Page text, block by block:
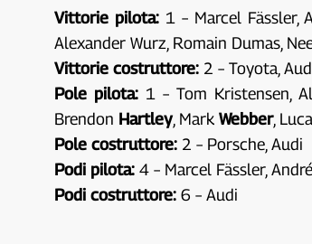
Vittorie pilota: 1 – Marcel Fässler,
Alexander Wurz, Romain Dumas,
Vittorie costruttore: 2 – Toyota,
Pole pilota: 1 – Tom Kristensen,
Brendon Hartley, MarkWebber,
Pole costruttore: 2 – Porsche, Audi
Podi pilota: 4 – Marcel Fässler,
Podi costruttore: 6 – Audi